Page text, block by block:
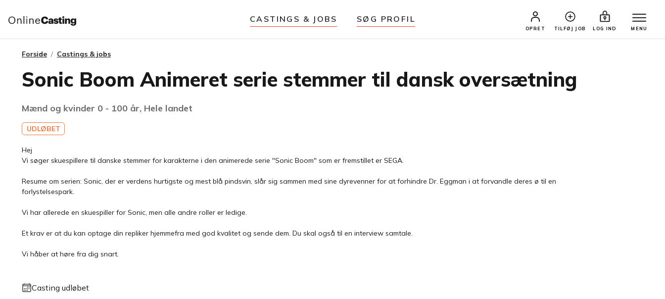
CASTINGS & JOBS SØG PROFIL
OPRET TILFØJ JOB LOG IND MENU
Forside Castings & jobs
Sonic Boom Animeret serie stemmer til dansk oversætning
Mænd og kvinder 0 - 100 år, Hele landet
UDLØBET
Hej
Vi søger skuespillere til danske stemmer for karakterne i den animerede serie ''Sonic Boom'' som er fremstillet er SEGA.
Resume om serien: Sonic, der er verdens hurtigste og mest blå pindsvin, slår sig sammen med sine dyrevenner for at forhindre Dr. Eggman i at forvandle deres ø til en
forlystelsespark.
Vi har allerede en skuespiller for Sonic, men alle andre roller er ledige.
Et krav er at du kan optage din repliker hjemmefra med god kvalitet og sende dem. Du skal også til en interview samtale.
Vi håber at høre fra dig snart.
Casting udløbet